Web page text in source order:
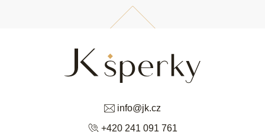
info@jk.cz
+420 241 091 761